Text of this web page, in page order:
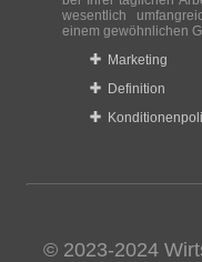
wesentlich
einem gewöhnlichen
Marketing
Definition
© 2023-2024